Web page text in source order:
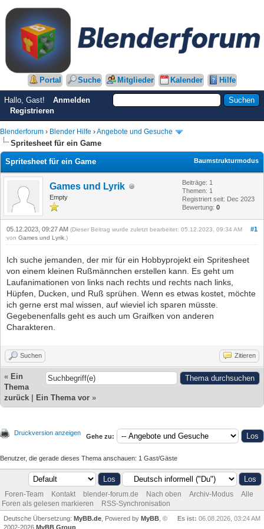
Portal Suche Mitglieder Kalender Hilfe
Hallo, Gast!
Anmelden
Registrieren
Blenderforum › Blender Hilfe ›Angebote und Gesuche
Spritesheet für ein Game
Baumstrukturmodus
Spritesheet für ein Game
Games und Lyrik
Empty
Beiträge: 1
Themen: 1
Registriert seit: Dec 2023
Bewertung: 0
#1
05.12.2023, 09:27 AM (Dieser Beitrag wurde zuletzt bearbeitet: 05.12.2023, 09:34 AM
von Games und Lyrik.)
Ich suche jemanden, der mir für ein Hobbyprojekt ein Spritesheet
von einem kleinen Rußmännchen erstellen kann. Es geht um
Laufanimationen von links nach rechts und rechts nach links,
Hüpfen, Ducken, und Ruß sprühen. Wenn es etwas kostet, möchte
ich gerne erst mal wissen, auf wieviel ich sparen müsste.
Gegebenenfalls geht es auch um Graifken von anderen
Charakteren.
Suchen Zitieren
« Ein
Thema
zurück
Ein Thema vor »
Druckversion anzeigen Gehe zu:
Benutzer, die gerade dieses Thema anschauen: 1 Gast/Gäste
Foren-Team Kontakt blender-forum.de Nach oben Archiv-Modus
Alle
Foren als gelesen markieren
RSS-Synchronisation
Es ist: 06.08.2026, 03:24 AM
Deutsche Übersetzung: MyBB.de , Powered by MyBB , ©
2002-2026 MyBB Group